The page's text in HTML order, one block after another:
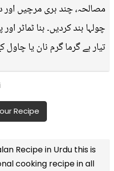
مصالحہ، چند ہری مرچیں اور
چولہا بند کردیں۔ بنا ٹماٹر
تیار ہے گرما گرم نان یا
Recipe
Recipe in Urdu this is
cooking recipe in all